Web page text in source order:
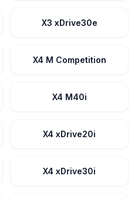
X3 xDrive30e
X4 M Competition
X4 M40i
X4 xDrive20i
X4 xDrive30i